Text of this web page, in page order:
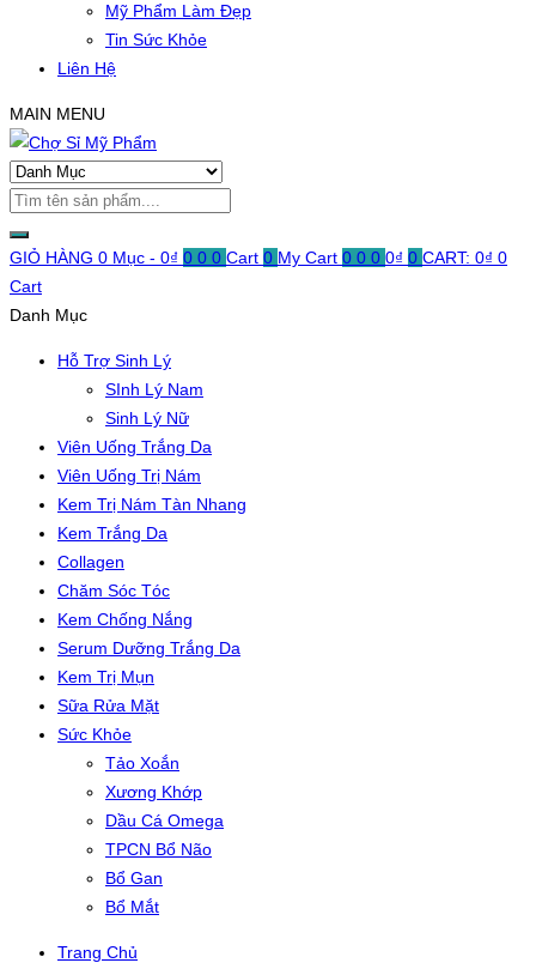
Mỹ Phẩm Làm Đẹp
Tin Sức Khỏe
Liên Hệ
MAIN MENU
GIỎ HÀNG 0 Mục - 0₫ 0 0 0 Cart 0 My Cart 0 0 0 0₫ 0 CART: 0₫ 0
Cart
Danh Mục
Hỗ Trợ Sinh Lý
SInh Lý Nam
Sinh Lý Nữ
Viên Uống Trắng Da
Viên Uống Trị Nám
Kem Trị Nám Tàn Nhang
Kem Trắng Da
Collagen
Chăm Sóc Tóc
Kem Chống Nắng
Serum Dưỡng Trắng Da
Kem Trị Mụn
Sữa Rửa Mặt
Sức Khỏe
Tảo Xoắn
Xương Khớp
Dầu Cá Omega
TPCN Bổ Não
Bổ Gan
Bổ Mắt
Trang Chủ